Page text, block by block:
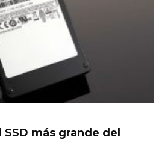
más grande del